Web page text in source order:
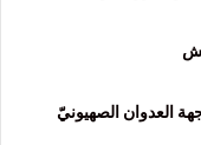
العدوان الصهيونيّ